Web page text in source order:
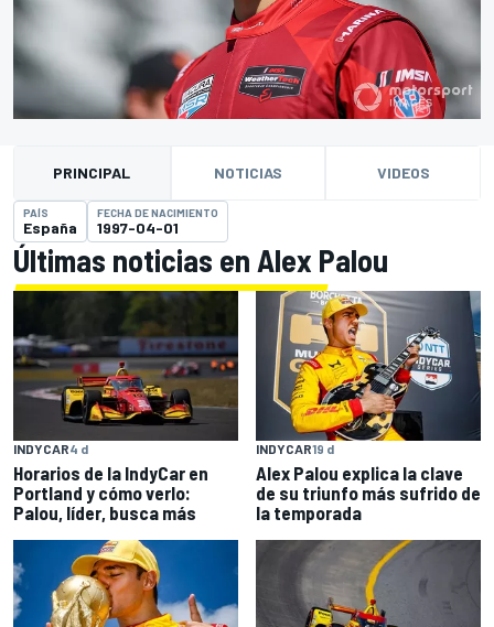
PRINCIPAL NOTICIAS VIDEOS
PAÍS
España
FECHA DE NACIMIENTO
1997-04-01
Últimas noticias en Alex Palou
INDYCAR4 d
Horarios de la IndyCar en
Portland y cómo verlo:
Palou, líder, busca más
INDYCAR19 d
Alex Palou explica la clave
de su triunfo más sufrido de
la temporada